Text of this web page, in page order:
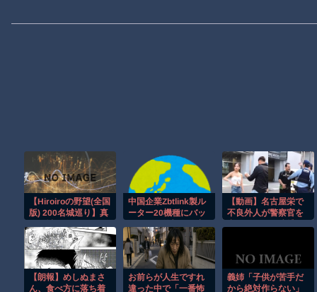
【Hiroiroの野望(全国
版) 200名城巡り】真
りごり編
中国企業Zbtlink製ル
ーター20機種にバッ
全制御のおそれ！
【動画】名古屋栄で
不良外人が警察官を
【朗報】めしぬまさ
ん、食べ方に落ち着
お前らが人生ですれ
違った中で「一番怖
義姉「子供が苦手だ
から絶対作らない」